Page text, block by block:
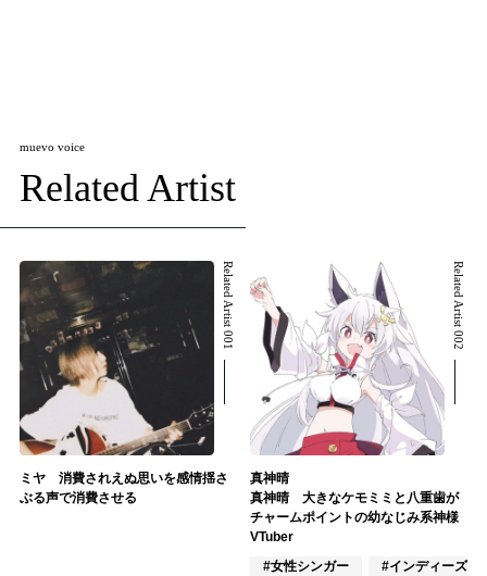
muevo voice
Related Artist
Related Artist 001
ミヤ 消費されえぬ思いを感情揺さ
ぶる声で消費させる
Related Artist 002
真神晴
真神晴 大きなケモミミと八重歯が
チャームポイントの幼なじみ系神様
VTuber
#女性シンガー
#インディーズ